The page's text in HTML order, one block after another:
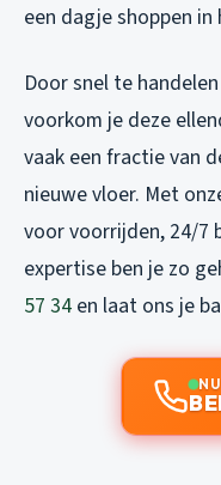
een dagje shoppen
Door snel te
voorkom je deze
vaak een fractie van
nieuwe vloer. Met
voor voorrijden, 24/7
expertise ben je zo
57 34 en laat ons je